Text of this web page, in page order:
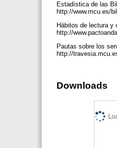
Estadística de las
http://www.mcu.es/
Hábitos de lectura y
http://
Pautas sobre los
http://
Downloads